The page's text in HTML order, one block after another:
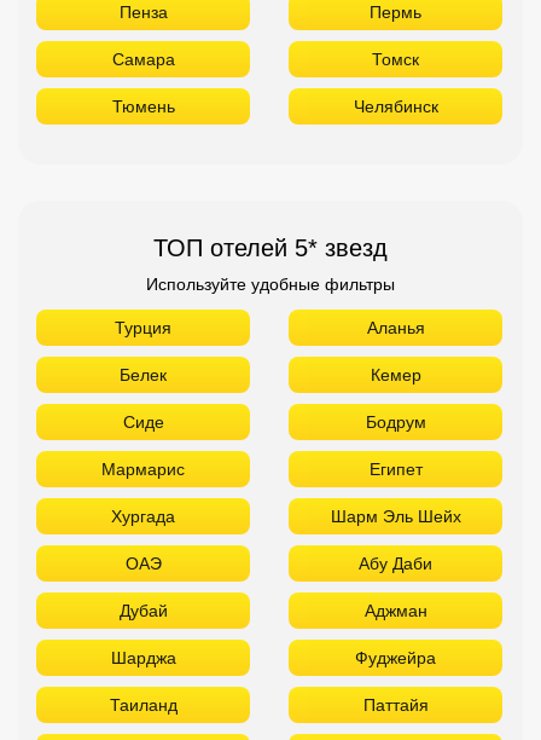
Пенза Пермь
Самара Томск
Тюмень Челябинск
ТОП отелей 5* звезд
Используйте удобные фильтры
Турция Аланья
Белек Кемер
Сиде Бодрум
Мармарис Египет
Хургада Шарм Эль Шейх
ОАЭ Абу Даби
Дубай Аджман
Шарджа Фуджейра
Таиланд Паттайя